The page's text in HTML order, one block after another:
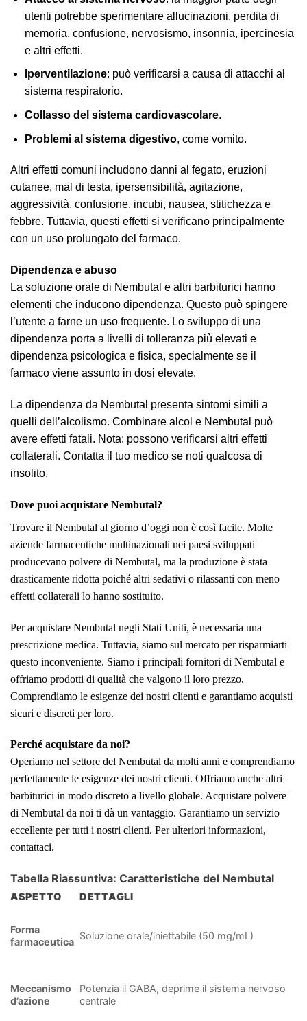
utenti potrebbe sperimentare allucinazioni, perdita di
memoria, confusione, nervosismo, insonnia, ipercinesia
e altri effetti.
Iperventilazione: può verificarsi a causa di attacchi al
sistema respiratorio.
Collasso del sistema cardiovascolare.
Problemi al sistema digestivo, come vomito.
Altri effetti comuni includono danni al fegato, eruzioni
cutanee, mal di testa, ipersensibilità, agitazione,
aggressività, confusione, incubi, nausea, stitichezza e
febbre. Tuttavia, questi effetti si verificano principalmente
con un uso prolungato del farmaco.
Dipendenza e abuso
La soluzione orale di Nembutal e altri barbiturici hanno
elementi che inducono dipendenza. Questo può spingere
l’utente a farne un uso frequente. Lo sviluppo di una
dipendenza porta a livelli di tolleranza più elevati e
dipendenza psicologica e fisica, specialmente se il
farmaco viene assunto in dosi elevate.
La dipendenza da Nembutal presenta sintomi simili a
quelli dell’alcolismo. Combinare alcol e Nembutal può
avere effetti fatali. Nota: possono verificarsi altri effetti
collaterali. Contatta il tuo medico se noti qualcosa di
insolito.
Dove puoi acquistare Nembutal?
Trovare il Nembutal al giorno d’oggi non è così facile. Molte
aziende farmaceutiche multinazionali nei paesi sviluppati
producevano polvere di Nembutal, ma la produzione è stata
drasticamente ridotta poiché altri sedativi o rilassanti con meno
effetti collaterali lo hanno sostituito.
Per acquistare Nembutal negli Stati Uniti, è necessaria una
prescrizione medica. Tuttavia, siamo sul mercato per risparmiarti
questo inconveniente. Siamo i principali fornitori di Nembutal e
offriamo prodotti di qualità che valgono il loro prezzo.
Comprendiamo le esigenze dei nostri clienti e garantiamo acquisti
sicuri e discreti per loro.
Perché acquistare da noi?
Operiamo nel settore del Nembutal da molti anni e comprendiamo
perfettamente le esigenze dei nostri clienti. Offriamo anche altri
barbiturici in modo discreto a livello globale. Acquistare polvere
di Nembutal da noi ti dà un vantaggio. Garantiamo un servizio
eccellente per tutti i nostri clienti. Per ulteriori informazioni,
contattaci.
Tabella Riassuntiva: Caratteristiche del Nembutal
ASPETTO DETTAGLI
Forma
farmaceutica
Soluzione orale/iniettabile (50 mg/mL)
Meccanismo
d’azione
Potenzia il GABA, deprime il sistema nervoso
centrale